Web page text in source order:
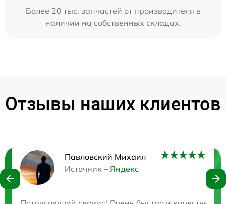
Более 20 тыс. запчастей от производителя в
наличии на собственных складах.
Отзывы наших клиентов
Павловский Михаил
Источник – Яндекс
Нужна консультация?